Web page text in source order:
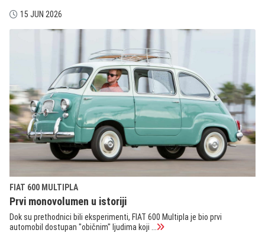
15 JUN 2026
FIAT 600 MULTIPLA
Prvi monovolumen u istoriji
Dok su prethodnici bili eksperimenti, FIAT 600 Multipla je bio prvi
automobil dostupan "običnim" ljudima koji ...